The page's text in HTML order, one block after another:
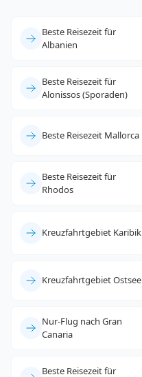
Beste Reisezeit für
Albanien
Beste Reisezeit für
Alonissos (Sporaden)
Beste Reisezeit Mallorca
Beste Reisezeit für
Rhodos
Kreuzfahrtgebiet Karibik
Kreuzfahrtgebiet Ostsee
Nur-Flug nach Gran
Canaria
Beste Reisezeit für